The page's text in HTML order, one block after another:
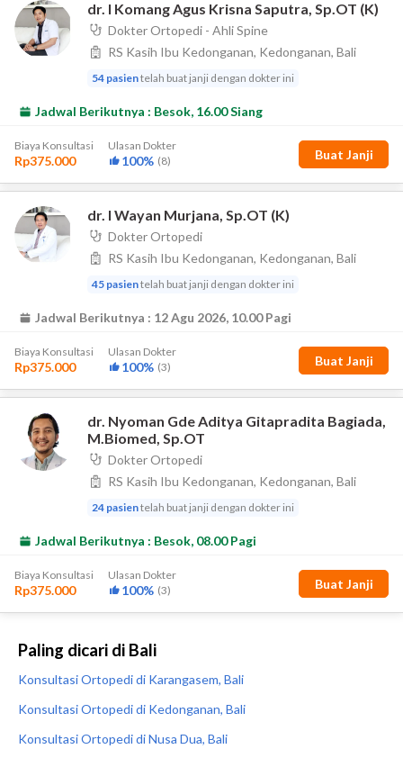
Paling dicari di Bali
Konsultasi Ortopedi di Karangasem, Bali
Konsultasi Ortopedi di Kedonganan, Bali
Konsultasi Ortopedi di Nusa Dua, Bali